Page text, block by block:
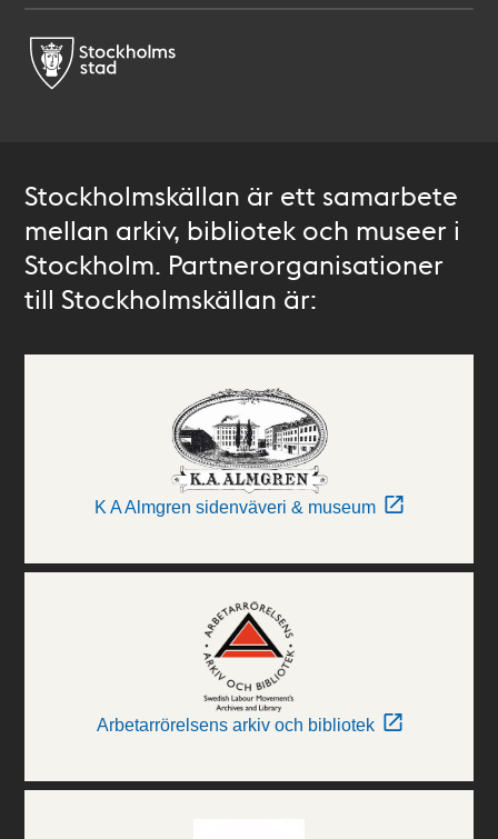
Stockholmskällan är ett samarbete
mellan arkiv, bibliotek och museer i
Stockholm. Partnerorganisationer
till Stockholmskällan är:
K A Almgren sidenväveri & museum
Arbetarrörelsens arkiv och bibliotek